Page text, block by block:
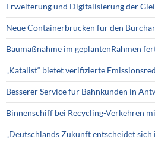
Erweiterung und Digitalisierung der
Neue Containerbrücken für den
Baumaßnahme im geplantenRahmen
„Katalist“ bietet verifizierte
Besserer Service für Bahnkunden in
Binnenschiff bei Recycling-Verkehren
„Deutschlands Zukunft entscheidet sich